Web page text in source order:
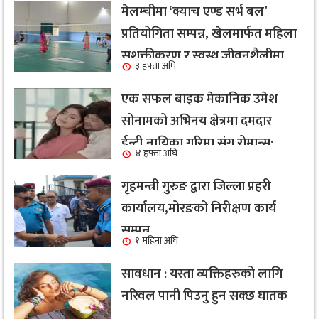
मेलम्चीमा ‘क्याच एण्ड सर्भ बल’
प्रतियोगिता सम्पन्न, खेलमार्फत महिला
सशक्तीकरण र स्वस्थ जीवनशैलीमा
जोड
३ हफ्ता अघि
एक सफल बाइक मेकानिक उमेश
सोनामको अभिनय क्षेत्रमा दमदार
ईन्ट्री,नायिका गरिमा संग रोमान्स:
हेर्नुहोस भिडियो ।
४ हफ्ता अघि
गृहमन्त्री गुरुङ द्वारा जिल्ला प्रहरी
कार्यालय,मोरङको निरीक्षण कार्य
सम्पन्न१ महिना अघि
सावधान : यस्ता व्यक्तिहरुको लागि
नरिवल पानी पिउनु हुन सक्छ घातक